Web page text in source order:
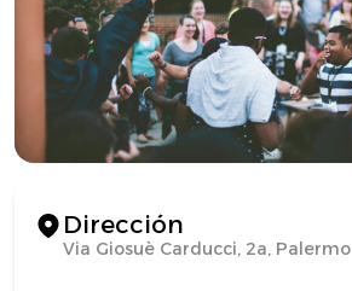
Dirección
Via Giosuè Carducci, 2a, Palermo